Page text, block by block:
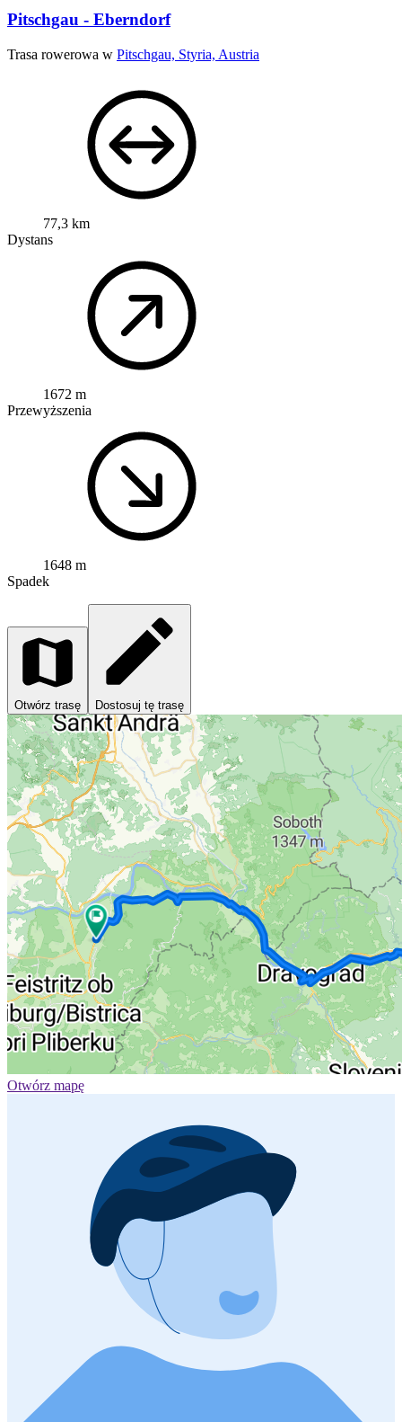
Pitschgau - Eberndorf
Trasa rowerowa w Pitschgau, Styria, Austria
77,3 km
Dystans
1672 m
Przewyższenia
1648 m
Spadek
Otwórz trasę Dostosuj tę trasę
Otwórz mapę